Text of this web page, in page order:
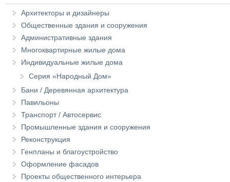
Архитекторы и дизайнеры
Общественные здания и сооружения
Административные здания
Многоквартирные жилые дома
Индивидуальные жилые дома
Серия «Народный Дом»
Бани / Деревянная архитектура
Павильоны
Транспорт / Автосервис
Промышленные здания и сооружения
Реконструкция
Генпланы и благоустройство
Оформление фасадов
Проекты общественного интерьера